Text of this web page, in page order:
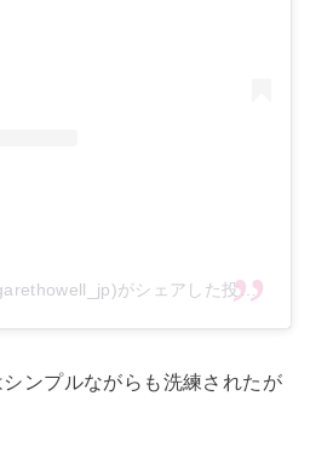
Margaret Howell(@margarethowell_jp)がシェアした投稿
ンプルながらも洗練されたが